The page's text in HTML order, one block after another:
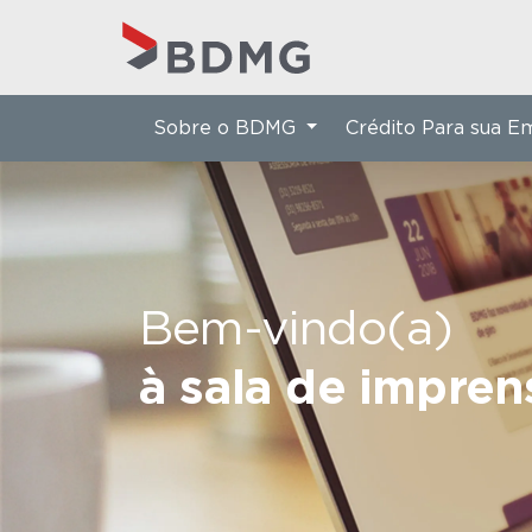
Bem-vindo(a)
à sala de
Sobre o BDMG Crédito Para sua